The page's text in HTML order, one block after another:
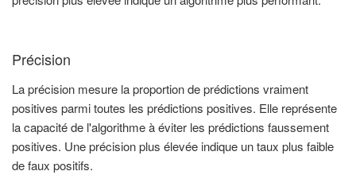
Précision
La précision mesure la proportion de prédictions vraiment
positives parmi toutes les prédictions positives. Elle représente
la capacité de l'algorithme à éviter les prédictions faussement
positives. Une précision plus élevée indique un taux plus faible
de faux positifs.